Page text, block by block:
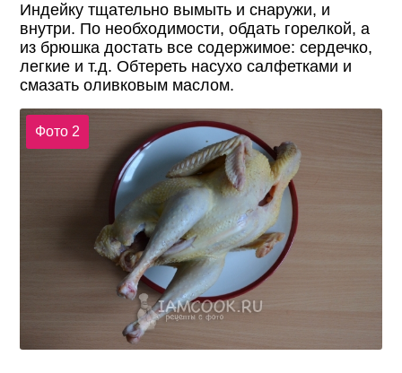
Индейку тщательно вымыть и снаружи, и
внутри. По необходимости, обдать горелкой, а
из брюшка достать все содержимое: сердечко,
легкие и т.д. Обтереть насухо салфетками и
смазать оливковым маслом.
Фото 2